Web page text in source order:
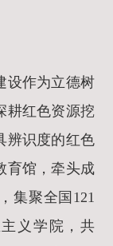
设作为立德树
耕红色资源挖
辨识度的红色
育馆，牵头成
集聚全国121
义学院，共